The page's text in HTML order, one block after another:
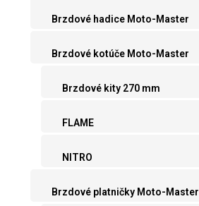
Brzdové hadice Moto-Master
Brzdové kotúče Moto-Master
Brzdové kity 270 mm
FLAME
NITRO
Brzdové platničky Moto-Master